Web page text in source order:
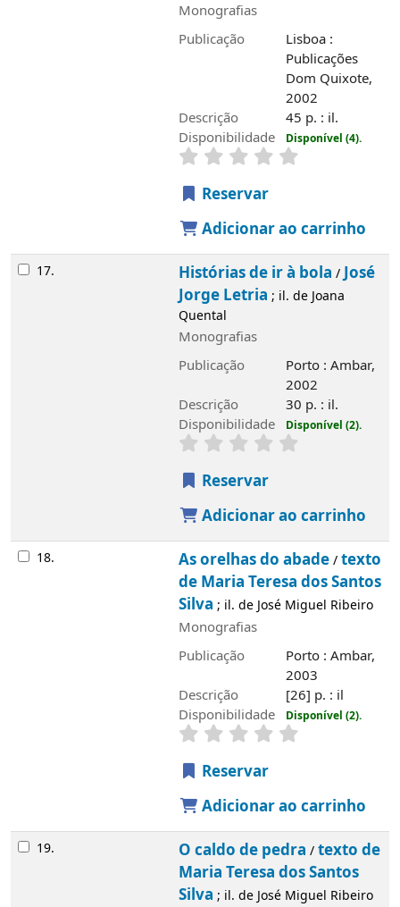
Monografias
Publicação
Lisboa :
Publicações
Dom Quixote,
2002
Descrição
45 p. : il.
Disponibilidade
Disponível (4).
Reservar
Adicionar ao carrinho
17. Histórias de ir à bola /José
Jorge Letria ; il. de Joana
Quental
Monografias
Publicação
Porto : Ambar,
2002
Descrição
30 p. : il.
Disponibilidade
Disponível (2).
Reservar
Adicionar ao carrinho
18. As orelhas do abade/texto
de Maria Teresa dos Santos
Silva ; il. de José Miguel Ribeiro
Monografias
Publicação
Porto : Ambar,
2003
Descrição
[26] p. : il
Disponibilidade
Disponível (2).
Reservar
Adicionar ao carrinho
19. O caldo de pedra /texto de
Maria Teresa dos Santos
Silva ; il. de José Miguel Ribeiro